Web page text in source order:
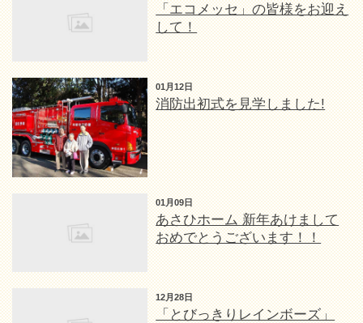
「エコメッセ」の皆様をお迎え
して！
01月12日
消防出初式を見学しました!
01月09日
あさひホーム 新年あけまして
おめでとうございます！！
12月28日
「とびっきりレインボーズ」